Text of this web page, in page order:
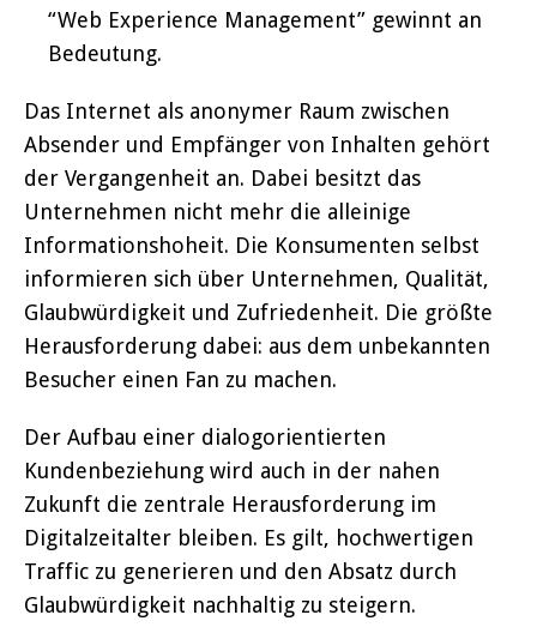
“Web Experience Management” gewinnt an
Bedeutung.
Das Internet als anonymer Raum zwischen
Absender und Empfänger von Inhalten gehört
der Vergangenheit an. Dabei besitzt das
Unternehmen nicht mehr die alleinige
Informationshoheit. Die Konsumenten selbst
informieren sich über Unternehmen, Qualität,
Glaubwürdigkeit und Zufriedenheit. Die größte
Herausforderung dabei: aus dem unbekannten
Besucher einen Fan zu machen.
Der Aufbau einer dialogorientierten
Kundenbeziehung wird auch in der nahen
Zukunft die zentrale Herausforderung im
Digitalzeitalter bleiben. Es gilt, hochwertigen
Traffic zu generieren und den Absatz durch
Glaubwürdigkeit nachhaltig zu steigern.